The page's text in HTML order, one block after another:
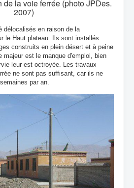
de la voie ferrée (photo JPDes.
2007)
délocalisés en raison de la
le Haut plateau. Ils sont installés
construits en plein désert et à peine
majeur est le manque d'emploi, bien
leur est octroyée. Les travaux
ne sont pas suffisant, car ils ne
par an.